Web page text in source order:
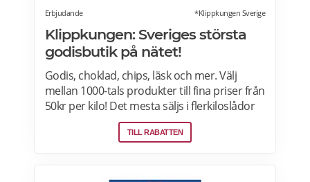
Erbjudande *Klippkungen Sverige
Klippkungen: Sveriges största
godisbutik på nätet!
Godis, choklad, chips, läsk och mer. Välj
mellan 1000-tals produkter till fina priser från
50kr per kilo! Det mesta säljs i flerkiloslådor
men det finns även förpackningar som
lämpar sig bra som presenter.
TILL RABATTEN